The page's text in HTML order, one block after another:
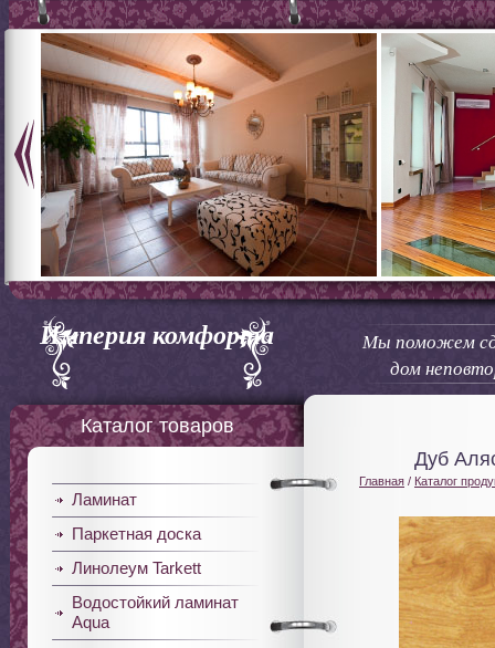
Империя комфорта
Мы поможем
дом
Каталог товаров
Ламинат
Паркетная доска
Линолеум Tarkett
Водостойкий ламинат
Aqua
Дуб
Главная / Каталог